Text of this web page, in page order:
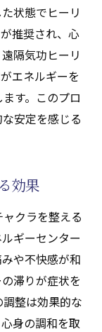
状態でヒーリ
推奨され、心
隔気功ヒーリ
エネルギーを
す。このプロ
安定を感じる
効果
クラを整える
ギーセンター
や不快感が和
滞りが症状を
整は効果的な
身の調和を取